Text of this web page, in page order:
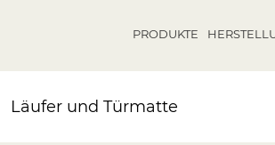
PRODUKTE
Läufer und Türmatte